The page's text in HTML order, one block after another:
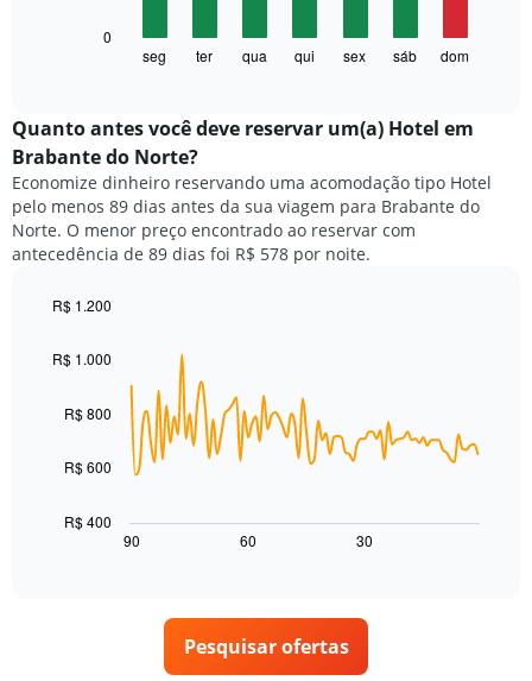
gráfico
tem
1
eixo
Y
exibindo
o
médio
um
exibe
o
preço
médio
de
um
quarto
cada
da
semana
gráfico
exibindo
seg ter qua qui sex sáb dom
0
Quanto antes você deve reservar um(a) Hotel em
Brabante do Norte?
Economize dinheiro reservando uma acomodação tipo Hotel
pelo menos 89 dias antes da sua viagem para Brabante do
Norte. O menor preço encontrado ao reservar com
antecedência de 89 dias foi R$ 578 por noite.
chart
with
data
points.
90 60 30
R$ 400
R$ 600
R$ 800
R$ 1.000
R$ 1.200
Pesquisar ofertas